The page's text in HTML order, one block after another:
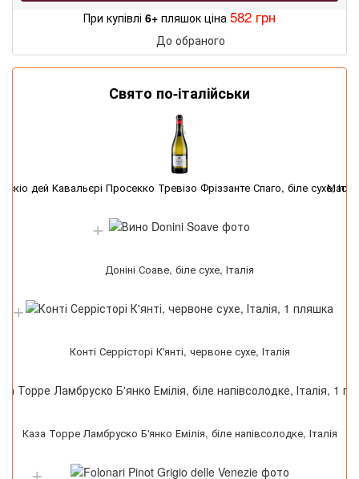
При купівлі 6+ пляшок ціна 582 грн
До обраного
Свято по-італійськи
дей Кавальєрі Просекко Тревізо Фріззанте Спаго, біле сухе,
Доніні Соаве, біле сухе, Італія
Конті Серрісторі К'янті, червоне сухе, Італія
Каза Торре Ламбруско Б'янко Емілія, біле напівсолодке, Італія